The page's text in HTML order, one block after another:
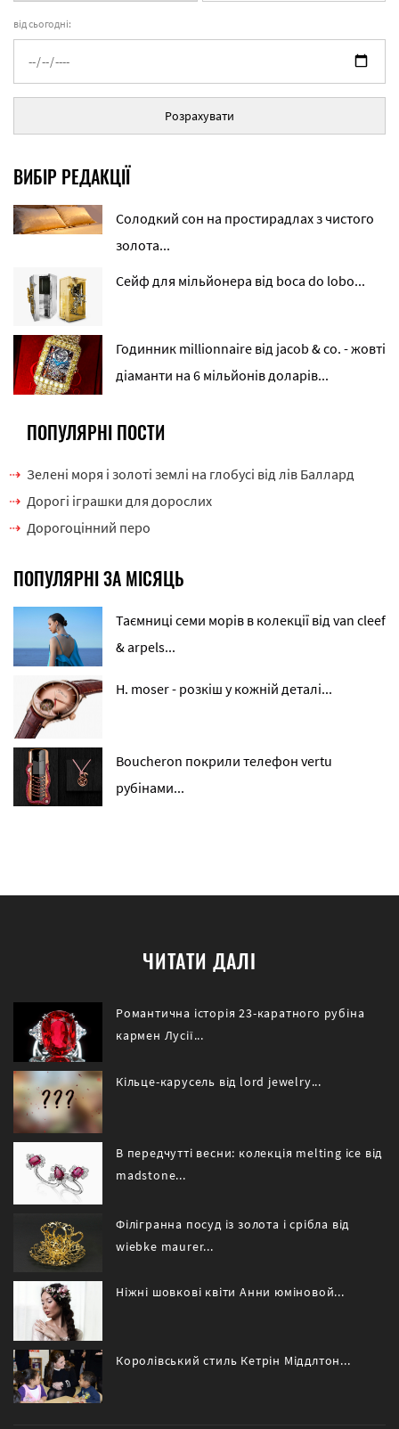
від сьогодні:
Розрахувати
ВИБІР РЕДАКЦІЇ
Солодкий сон на простирадлах з чистого
золота...
Сейф для мільйонера від boca do lobo...
Годинник millionnaire від jacob & co. - жовті
діаманти на 6 мільйонів доларів...
ПОПУЛЯРНІ ПОСТИ
Зелені моря і золоті землі на глобусі від лів Баллард
Дорогі іграшки для дорослих
Дорогоцінний перо
ПОПУЛЯРНІ ЗА МІСЯЦЬ
Таємниці семи морів в колекції від van cleef
& arpels...
H. moser - розкіш у кожній деталі...
Boucheron покрили телефон vertu
рубінами...
ЧИТАТИ ДАЛІ
Романтична історія 23-каратного рубіна
кармен Лусії...
Кільце-карусель від lord jewelry...
В передчутті весни: колекція melting ice від
madstone...
Філігранна посуд із золота і срібла від
wiebke maurer...
Ніжні шовкові квіти Анни юміновой...
Королівський стиль Кетрін Міддлтон...